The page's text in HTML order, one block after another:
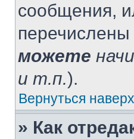
сообщения,
можете
и т.п.).
Вернуться наверх
» Как